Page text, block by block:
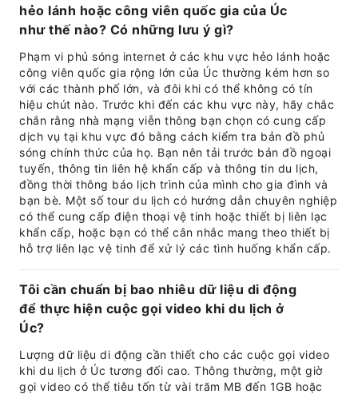
hẻo lánh hoặc công viên quốc gia của Úc
như thế nào? Có những lưu ý gì?
Phạm vi phủ sóng internet ở các khu vực hẻo lánh hoặc
công viên quốc gia rộng lớn của Úc thường kém hơn so
với các thành phố lớn, và đôi khi có thể không có tín
hiệu chút nào. Trước khi đến các khu vực này, hãy chắc
chắn rằng nhà mạng viễn thông bạn chọn có cung cấp
dịch vụ tại khu vực đó bằng cách kiểm tra bản đồ phủ
sóng chính thức của họ. Bạn nên tải trước bản đồ ngoại
tuyến, thông tin liên hệ khẩn cấp và thông tin du lịch,
đồng thời thông báo lịch trình của mình cho gia đình và
bạn bè. Một số tour du lịch có hướng dẫn chuyên nghiệp
có thể cung cấp điện thoại vệ tinh hoặc thiết bị liên lạc
khẩn cấp, hoặc bạn có thể cân nhắc mang theo thiết bị
hỗ trợ liên lạc vệ tinh để xử lý các tình huống khẩn cấp.
Tôi cần chuẩn bị bao nhiêu dữ liệu di động
để thực hiện cuộc gọi video khi du lịch ở
Úc?
Lượng dữ liệu di động cần thiết cho các cuộc gọi video
khi du lịch ở Úc tương đối cao. Thông thường, một giờ
gọi video có thể tiêu tốn từ vài trăm MB đến 1GB hoặc